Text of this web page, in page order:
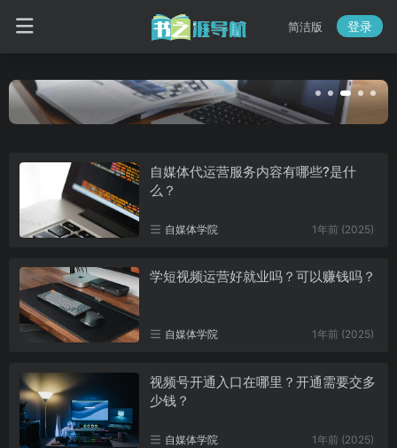
简洁版 登录
自媒体代运营服务内容有哪些?是什
么？
自媒体学院 1年前 (2025)
学短视频运营好就业吗？可以赚钱吗？
自媒体学院 1年前 (2025)
视频号开通入口在哪里？开通需要交多
少钱？
自媒体学院 1年前 (2025)